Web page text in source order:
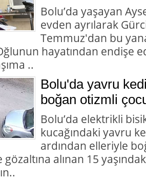
Bolu’da yaşayan
evden ayrılarak
Temmuz'dan bu
hayatından endişe
..
Bolu'da yavru
boğan otizmli
Bolu’da elektrikli
kucağındaki yavru
ardından elleriyle
alınan 15